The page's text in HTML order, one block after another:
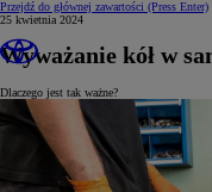
Przejdź do głównej zawartości (Press Enter)
25 kwietnia 2024
Wyważanie kół w
Dlaczego jest tak ważne?